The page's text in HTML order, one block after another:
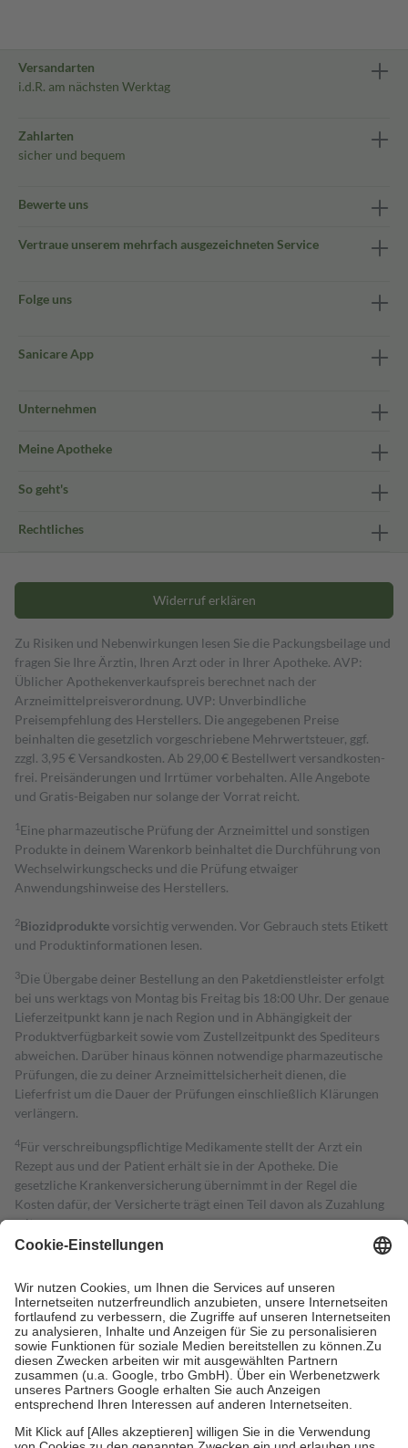
Versandarten
i.d.R. am nächsten Werktag
Zahlarten
sicher und bequem
Bewerte uns
Vertraue unserem mehrfach ausgezeichneten Service
Folge uns
Sanicare App
Unternehmen
Meine Apotheke
So geht's
Rechtliches
Widerruf erklären
Zu Risiken und Nebenwirkungen lesen Sie die Packungsbeilage und
fragen Sie Ihre Ärztin, Ihren Arzt oder in Ihrer Apotheke. AVP:
Üblicher Apothekenverkaufspreis berechnet nach der
Arzneimittelpreisverordnung. UVP: Unverbindliche
Preisempfehlung des Herstellers. Die angegebenen Preise
beinhalten die gesetzlich vorgeschriebene Mehrwertsteuer, ggf.
zzgl. 3,95 € Versandkosten. Ab 29,00 € Bestell­wert versand­kosten­
frei. Preisänderungen und Irrtümer vorbehalten. Alle Angebote
und Gratis-Beigaben nur solange der Vorrat reicht.
1 Eine pharmazeutische Prüfung der Arzneimittel und sonstigen
Produkte in deinem Warenkorb beinhaltet die Durchführung von
Wechselwirkungschecks und die Prüfung etwaiger
Anwendungshinweise des Herstellers.
2Biozidproduktevorsichtig verwenden. Vor Gebrauch stets Etikett
und Produktinformationen lesen.
3Die Übergabe deiner Bestellung an den Paketdienstleister erfolgt
bei uns werktags von Montag bis Freitag bis 18:00 Uhr. Der genaue
Lieferzeitpunkt kann je nach Region und in Abhängigkeit der
Produktverfügbarkeit sowie vom Zustellzeitpunkt des Spediteurs
abweichen. Darüber hinaus können notwendige pharmazeutische
Prüfungen, die zu deiner Arzneimittelsicherheit dienen, die
Lieferfrist um die Dauer der Prüfungen einschließlich Klärungen
verlängern.
4Für verschreibungspflichtige Medikamente stellt der Arzt ein
Rezept aus und der Patient erhält sie in der Apotheke. Die
gesetzliche Krankenversicherung übernimmt in der Regel die
Kosten dafür, der Versicherte trägt einen Teil davon als Zuzahlung
mit.
Grundsätzlich leisten Mitglieder Zuzahlungen in Höhe von zehn
höchstens zehn Euro.
Es sind jedoch nie mehr als die tatsächlichen
Kosten der Leistung zu entrichten.
Diese Regeln gelten grundsätzlich auch für Online-Apotheken.
Bei Heilmitteln und häuslicher Krankenpflege beträgt die
Zuzahlung zehn Prozent der Kosten sowie zehn Euro je
Verordnung.
Um das Engagement der Versicherten für ihre eigene Gesundheit zu
stärken und die besondere Stellung der Familie zu unterstützen,
fallenkeine Zuzahlungenan bei: